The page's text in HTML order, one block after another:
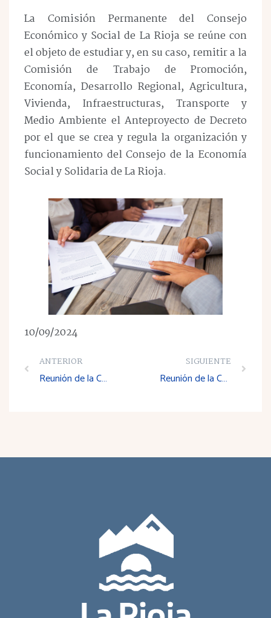
La Comisión Permanente del Consejo
Económico y Social de La Rioja se reúne con
el objeto de estudiar y, en su caso, remitir a la
Comisión de Trabajo de Promoción,
Economía, Desarrollo Regional, Agricultura,
Vivienda, Infraestructuras, Transporte y
Medio Ambiente el Anteproyecto de Decreto
por el que se crea y regula la organización y
funcionamiento del Consejo de la Economía
Social y Solidaria de La Rioja.
10/09/2024
ANTERIOR
Reunión de la Comisión de Trabajo de Promoción, Economía, Desarrollo Regional, Agricultura, Infraestructura, Transporte y Medio Ambiente
SIGUIENTE
Reunión de la Comisión de Trabajo de Promoción, Economía, Desarrollo Regional, Agricultura, Infraestructura, Transporte y Medio Ambiente